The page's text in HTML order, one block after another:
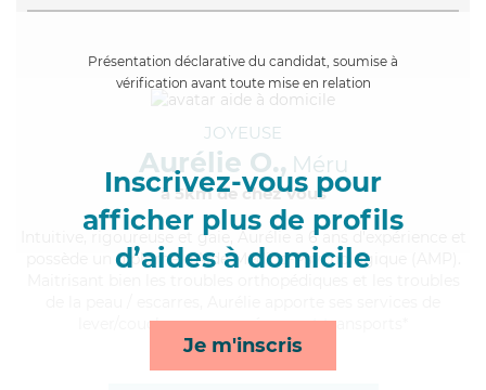
Présentation déclarative du candidat, soumise à
vérification avant toute mise en relation
Inscrivez-vous pour
afficher plus de profils
d’aides à domicile
Je m'inscris
JOYEUSE
Aurélie O., Méru
à 5km de chez Vous
, rigoureuse et gaie, Aurélie a 6 ans d'expérience et
possède un diplôme d'Aide Médico-Psychologique (AMP).
lever/coucher, repas, ménage et transports*